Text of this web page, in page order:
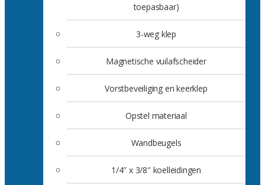
toepasbaar)
3-weg klep
Magnetische vuilafscheider
Vorstbeveiliging en keerklep
Opstel materiaal
Wandbeugels
1/4″ x 3/8″ koelleidingen